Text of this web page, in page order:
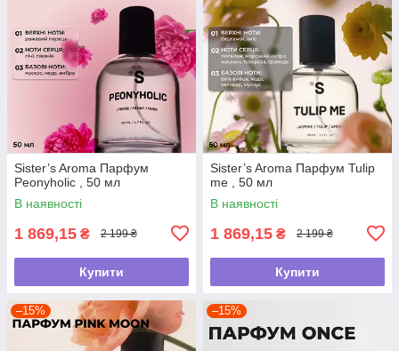
Sister’s Aroma Парфум
Peonyholic , 50 мл
В наявності
1 869,15 ₴ 2 199 ₴
Купити
Sister’s Aroma Парфум Tulip
me , 50 мл
В наявності
1 869,15 ₴ 2 199 ₴
Купити
–15% –15%